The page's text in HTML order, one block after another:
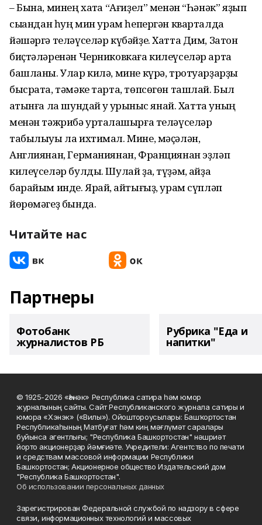
– Бына, минең хаҡта “Ағиҙел” менән “Һәнәк” яҙып
сыҡҡандан һуң мин урам һепергән кварталда
йәшәргә теләүселәр күбәйҙе. Хатта Дим, Затон
биҫтәләренән Черниковкаға килеүселәр арта
башланы. Улар килә, мине күрә, тротуарҙарҙы
бысрата, тәмәке тарта, төпсөгөн ташлай. Был
ҡатынға ла шундай уҡ ҡурҡыныс янай. Хатта уның
менән тәжрибә уртаҡлашырға теләүселәр
табылыуы ла ихтимал. Мине, мәҫәлән,
Англиянан, Германиянан, Франциянан эҙләп
килеүселәр булды. Шулай ҙа, түҙәм, ҡайҙа
барайым инде. Ярай, ҡайтығыҙ, урам сүпләп
йөрөмәгеҙ бында.
Читайте нас
Партнеры
Фотобанк
журналистов РБ
Рубрика "Еда и
напитки"
© 1925-2026 «Һәнәк» Республика сатира һәм юмор
журналының сайты. Сайт Республиканского журнала сатиры и
юмора «Хэнэк» («Вилы»). Ойоштороусылары: Башҡортостан
Республикаһының Матбуғат һәм киң мәғлүмәт саралары
буйынса агентлығы; "Республика Башкортостан" нәшриәт
йорто акционерҙар йәмғиәте. Учредители: Агентство по печати
и средствам массовой информации Республики
Башкортостан; Акционерное общество Издательский дом
"Республика Башкортостан".
Об использовании персональных данных
Зарегистрирован Федеральной службой по надзору в сфере
связи, информационных технологий и массовых